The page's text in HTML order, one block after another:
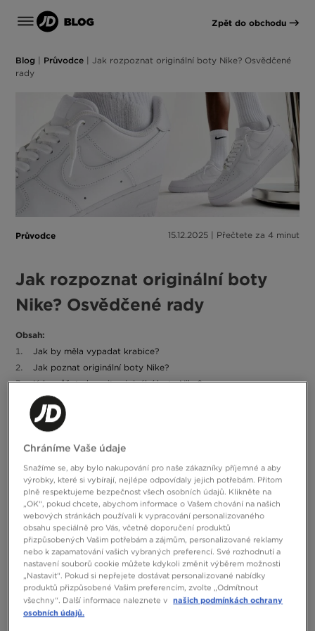
Zpět do obchodu
Blog | Průvodce | Jak rozpoznat originální boty Nike? Osvědčené
rady
Průvodce 15.12.2025 | Přečtete za 4 minut
Jak rozpoznat originální boty
Nike? Osvědčené rady
Obsah:
Jak by měla vypadat krabice?
Jak poznat originální boty Nike?
Kde můžete koupit originální boty Nike?
Plánujete koupit svůj první pár Nike? Nebo možná tyto produkty
milujete už dlouho a budou to vaše další boty se Swooshem? Ať už
s botami Nike teprve začínáte nebo už máte několik párů, při
nákupu nového modelu musíte mít absolutní jistotu, že boty, které
jsou vyrobeny z méně kvalitních materiálů, takže nakonec
přestanou být použitelné a budete potřebovat nový pár. Úspora je
v tomto případě pouze zdánlivá. Nenechte se oklamat a pamatujte,
že Nike je v současné době jedním z největších výrobců obuvi,
oblečení a doplňků na světě, proto jsou jejich produkty jedinečné a
budou vám sloužit po dlouhou dobu. Jak rozpoznat originální boty
Nike? Přečtěte si naše tipy!
Jak by měla vypadat krabice?
Než se pustíme do charakteristických rysů bot se Swooshem,
začněme u krabice – ta je také důležitým ukazatelem toho, zda se
Chráníme Vaše údaje
Snažíme se, aby bylo nakupování pro naše zákazníky příjemné a aby
výrobky, které si vybírají, nejlépe odpovídaly jejich potřebám. Přitom
plně respektujeme bezpečnost všech osobních údajů. Klikněte na
„OK“, pokud chcete, abychom informace o Vašem chování na našich
webových stránkách používali k vypracování personalizovaného
obsahu speciálně pro Vás, včetně doporučení produktů
přizpůsobených Vašim potřebám a zájmům, personalizované reklamy
nebo k zapamatování vašich vybraných preferencí. Své rozhodnutí a
nastavení souborů cookie můžete kdykoli změnit výběrem možnosti
„Nastavit“. Pokud si nepřejete dostávat personalizované nabídky
produktů přizpůsobené Vašim preferencím, zvolte „Odmítnout
všechny“. Další informace naleznete v našich podmínkách ochrany
osobních údajů.